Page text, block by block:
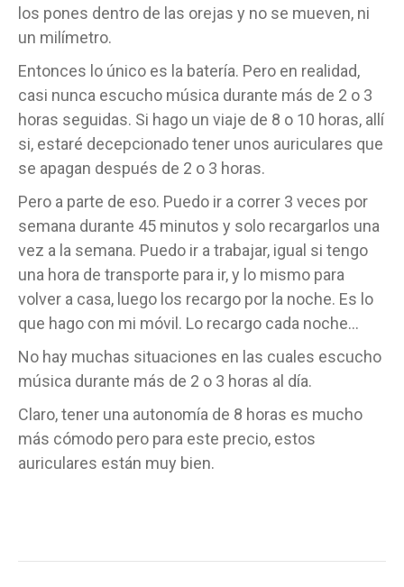
los pones dentro de las orejas y no se mueven, ni
un milímetro.
Entonces lo único es la batería. Pero en realidad,
casi nunca escucho música durante más de 2 o 3
horas seguidas. Si hago un viaje de 8 o 10 horas, allí
si, estaré decepcionado tener unos auriculares que
se apagan después de 2 o 3 horas.
Pero a parte de eso. Puedo ir a correr 3 veces por
semana durante 45 minutos y solo recargarlos una
vez a la semana. Puedo ir a trabajar, igual si tengo
una hora de transporte para ir, y lo mismo para
volver a casa, luego los recargo por la noche. Es lo
que hago con mi móvil. Lo recargo cada noche…
No hay muchas situaciones en las cuales escucho
música durante más de 2 o 3 horas al día.
Claro, tener una autonomía de 8 horas es mucho
más cómodo pero para este precio, estos
auriculares están muy bien.